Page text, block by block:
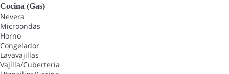
Cocina (Gas)
Nevera
Microondas
Horno
Congelador
Lavavajillas
Vajilla/Cubertería